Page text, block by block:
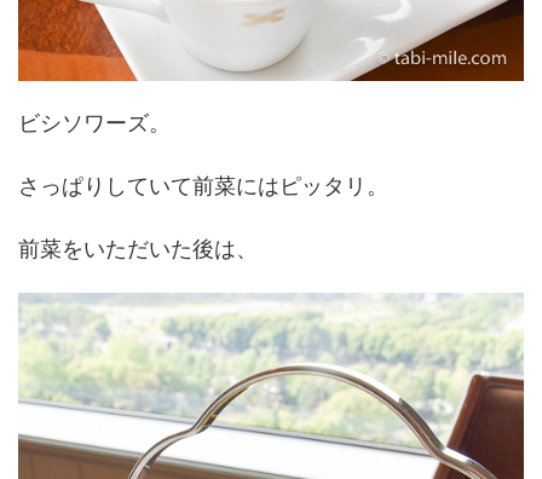
ビシソワーズ。
さっぱりしていて前菜にはピッタリ。
前菜をいただいた後は、